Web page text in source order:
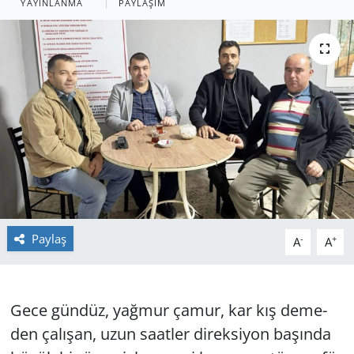
YAYINLANMA PAYLAŞIM
Paylaş A- A+
Gece gün­düz, yağ­mur çamur, kar kış de­me­
den ça­lı­şan, uzun sa­at­ler di­rek­si­yon ba­şın­da
GÜNDEM
HABERDE İNSAN
KÜLTÜR SANAT
MAGAZİN
POLİTİKA
RESMİ İLANLAR
SİYASET